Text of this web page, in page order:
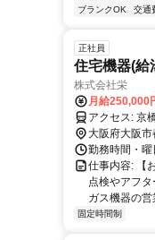
ブランクOK
交通
正社員
住宅機器(給
株式会社栄
月給250,000
アク
大阪府大阪市
勤務時間・
仕事内容: 【
点検やアフ
ガス機器の
固定時間制